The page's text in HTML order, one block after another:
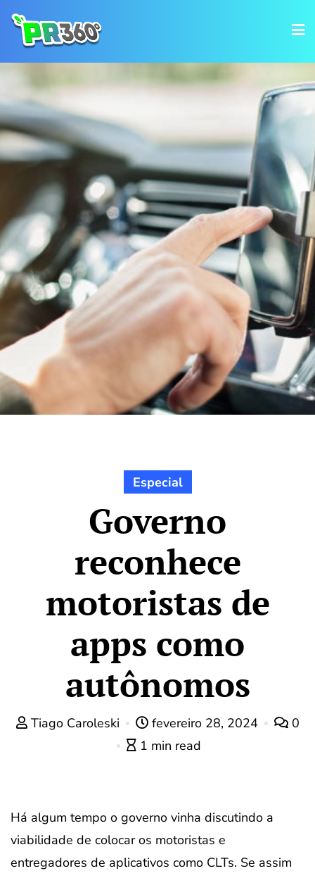
Especial
Governo
reconhece
motoristas de
apps como
autônomos
Tiago Caroleski fevereiro 28, 2024
0
1 min read
Há algum tempo o governo vinha discutindo a
viabilidade de colocar os motoristas e
entregadores de aplicativos como CLTs. Se assim